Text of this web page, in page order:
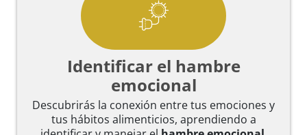
Identificar el hambre
emocional
Descubrirás la conexión entre tus emociones y
tus hábitos alimenticios, aprendiendo a